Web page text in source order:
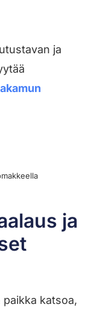
ja
ja
katsoa,